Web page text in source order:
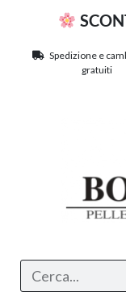
Spedizione e
gratuiti